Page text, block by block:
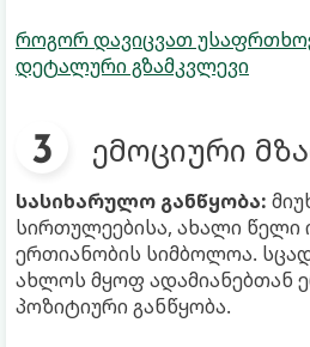
როგორ დავიცვათ
დეტალური გზამკვლევი
ემოციური
სასიხარულო განწყობა:
სირთულეებისა, ახალი წელი
ერთიანობის სიმბოლოა.
ახლოს მყოფ ადამიანებთან
პოზიტიური განწყობა.